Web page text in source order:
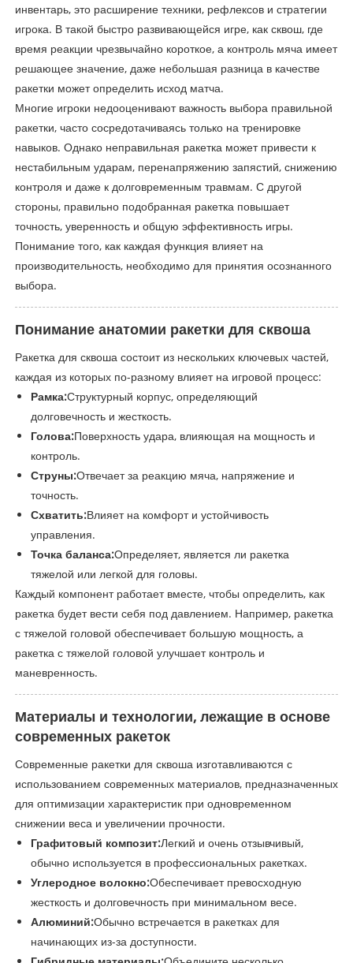
инвентарь, это расширение техники, рефлексов и стратегии
игрока. В такой быстро развивающейся игре, как сквош, где
время реакции чрезвычайно короткое, а контроль мяча имеет
решающее значение, даже небольшая разница в качестве
ракетки может определить исход матча.
Многие игроки недооценивают важность выбора правильной
ракетки, часто сосредотачиваясь только на тренировке
навыков. Однако неправильная ракетка может привести к
нестабильным ударам, перенапряжению запястий, снижению
контроля и даже к долговременным травмам. С другой
стороны, правильно подобранная ракетка повышает
точность, уверенность и общую эффективность игры.
Понимание того, как каждая функция влияет на
производительность, необходимо для принятия осознанного
выбора.
Понимание анатомии ракетки для сквоша
Ракетка для сквоша состоит из нескольких ключевых частей,
каждая из которых по-разному влияет на игровой процесс:
Рамка:Структурный корпус, определяющий
долговечность и жесткость.
Голова:Поверхность удара, влияющая на мощность и
контроль.
Струны:Отвечает за реакцию мяча, напряжение и
точность.
Схватить:Влияет на комфорт и устойчивость
управления.
Точка баланса:Определяет, является ли ракетка
тяжелой или легкой для головы.
Каждый компонент работает вместе, чтобы определить, как
ракетка будет вести себя под давлением. Например, ракетка
с тяжелой головой обеспечивает большую мощность, а
ракетка с тяжелой головой улучшает контроль и
маневренность.
Материалы и технологии, лежащие в основе
современных ракеток
Современные ракетки для сквоша изготавливаются с
использованием современных материалов, предназначенных
для оптимизации характеристик при одновременном
снижении веса и увеличении прочности.
Графитовый композит:Легкий и очень отзывчивый,
обычно используется в профессиональных ракетках.
Углеродное волокно:Обеспечивает превосходную
жесткость и долговечность при минимальном весе.
Алюминий:Обычно встречается в ракетках для
начинающих из-за доступности.